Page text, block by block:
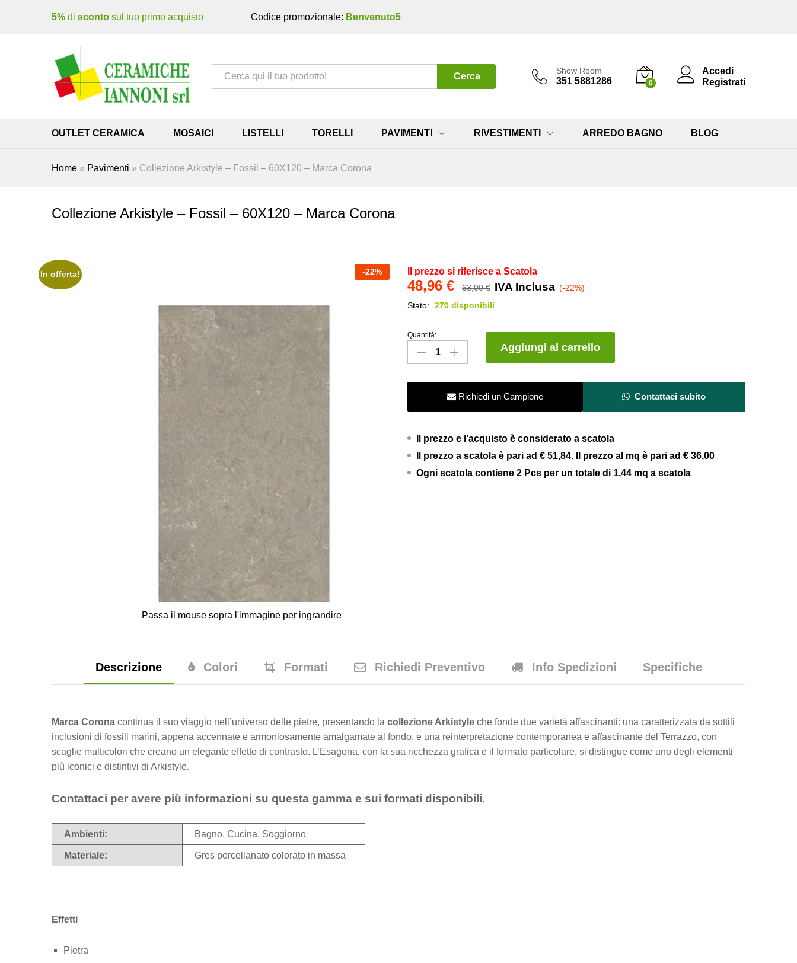
5% di sconto sul tuo primo acquisto Codice promozionale: Benvenuto5
Tutto Cerca
Show Room
351 5881286 0
Accedi
Registrati
OUTLET CERAMICA MOSAICI LISTELLI TORELLI PAVIMENTI RIVESTIMENTI ARREDO BAGNO BLOG
Home » Pavimenti » Collezione Arkistyle – Fossil – 60X120 – Marca Corona
Collezione Arkistyle – Fossil – 60X120 – Marca Corona
In offerta! -22%
Passa il mouse sopra l'immagine per ingrandire
Il prezzo si riferisce a Scatola
48,96 € 63,00€ IVA Inclusa (-22%)
Stato:
270 disponibili
Collezione
Arkistyle
Fossil
60X120
Marca
Corona
quantity
Quantità:
Aggiungi al carrello
e
n
i
v
Richiedi un Campione Contattaci subito
Il prezzo e l’acquisto è considerato a scatola
Il prezzo a scatola è pari ad € 51,84. Il prezzo al mq è pari ad € 36,00
Ogni scatola contiene 2 Pcs per un totale di 1,44 mq a scatola
Descrizione Colori Formati Richiedi Preventivo Info Spedizioni Specifiche
Marca Corona continua il suo viaggio nell’universo delle pietre, presentando la collezione Arkistyle che fonde due varietà affascinanti: una caratterizzata da sottili
inclusioni di fossili marini, appena accennate e armoniosamente amalgamate al fondo, e una reinterpretazione contemporanea e affascinante del Terrazzo, con
scaglie multicolori che creano un elegante effetto di contrasto. L’Esagona, con la sua ricchezza grafica e il formato particolare, si distingue come uno degli elementi
più iconici e distintivi di Arkistyle.
Contattaci per avere più informazioni su questa gamma e sui formati disponibili.
Ambienti: Bagno, Cucina, Soggiorno
Materiale: Gres porcellanato colorato in massa
Effetti
Pietra